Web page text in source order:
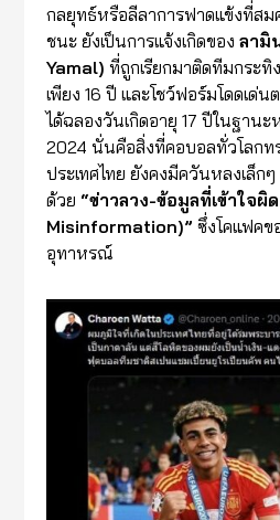
กลยุทธ์หรือลีลาการฟาดแข้งที่สม
ชนะ ยังเป็นการแจ้งเกิดของลามิ
Yamal) ที่ถูกเรียกมาติดทีมกระ
เพียง 16 ปี และโชว์ฟอร์มโดดเด่
ได้ฉลองวันเกิดอายุ 17 ปีในฐาน
2024 นั่นคือสิ่งที่คอบอลทั่วโลกท
ประเทศไทย ยังคงมีควันหลงเล็ก
ด้วย “ข่าวลวง-ข้อมูลที่เข้าใจผิ
Misinformation)”ซึ่งโคแฟคข
อุทาหรณ์